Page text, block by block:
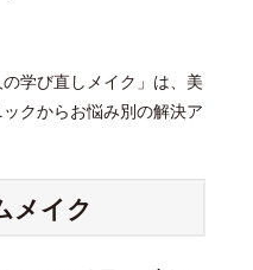
学び直しメイク」は、美
クからお悩み別の解決ア
メイク